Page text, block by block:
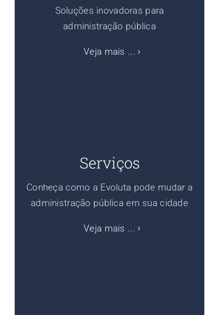
Soluções inovadoras para
administração pública
Veja mais ...
Serviços
Conheça como a Evoluta pode mudar a
administração pública em sua cidade
Veja mais ...